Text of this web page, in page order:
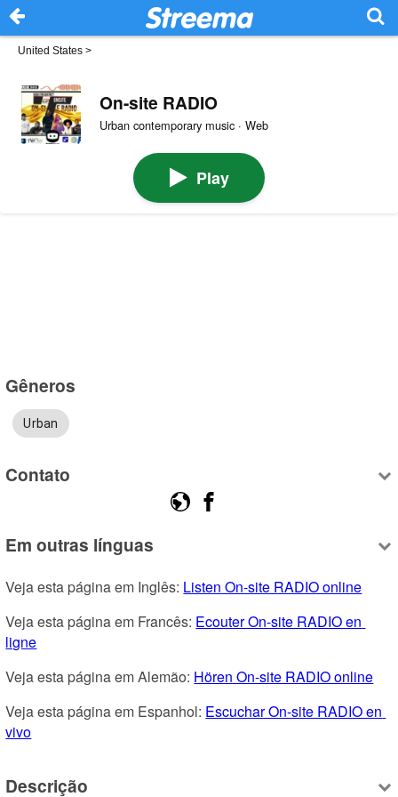
United States >
On-site RADIO
Urban contemporary music · Web
Play
Gêneros
Urban
Contato
Em outras línguas
Veja esta página em Inglês: Listen On-site RADIO online
Veja esta página em Francês: Ecouter On-site RADIO en
ligne
Veja esta página em Alemão: Hören On-site RADIO online
Veja esta página em Espanhol: Escuchar On-site RADIO en
vivo
Descrição